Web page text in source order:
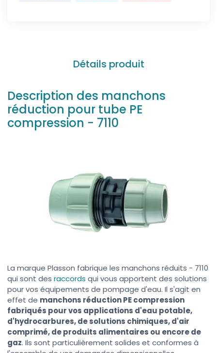
Détails produit
Description des manchons
réduction pour tube PE
compression - 7110
La marque Plasson fabrique les manchons réduits - 7110
qui sont des raccords qui vous apportent des solutions
pour vos équipements de pompage d'eau. Il s'agit en
effet de manchons réduction PE compression
fabriqués pour vos applications d'eau potable,
d'hydrocarbures, de solutions chimiques, d'air
comprimé, de produits alimentaires ou encore de
gaz. Ils sont particulièrement solides et conformes à